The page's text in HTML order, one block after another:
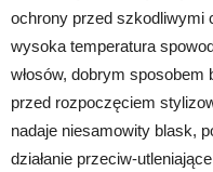
ochrony przed szkodliwymi
wysoka temperatura
włosów, dobrym sposobem
przed rozpoczęciem
nadaje niesamowity blask,
działanie przeciw-